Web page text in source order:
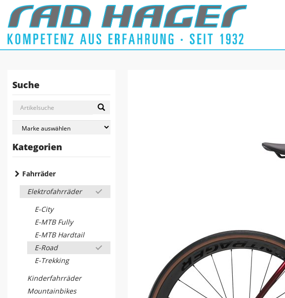
Suche
Kategorien
Fahrräder
Elektrofahrräder
E-City
E-MTB Fully
E-MTB Hardtail
E-Road
E-Trekking
Kinderfahrräder
Mountainbikes